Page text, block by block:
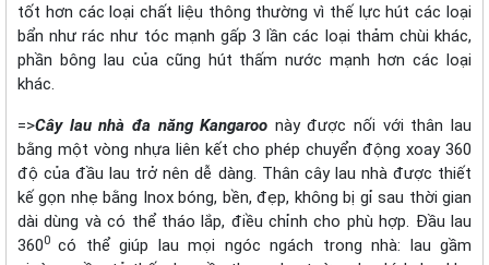
tốt hơn các loại chất liệu thông thường vì thế lực hút các loại
bẩn như rác như tóc mạnh gấp 3 lần các loại thảm chùi khác,
phần bông lau của cũng hút thấm nước mạnh hơn các loại
khác.
=>Cây lau nhà đa năng Kangaroo này được nối với thân lau
bằng một vòng nhựa liên kết cho phép chuyển động xoay 360
độ của đầu lau trở nên dễ dàng. Thân cây lau nhà được thiết
kế gọn nhẹ bằng Inox bóng, bền, đẹp, không bị gỉ sau thời gian
dài dùng và có thể tháo lắp, điều chỉnh cho phù hợp. Đầu lau
3600 có thể giúp lau mọi ngóc ngách trong nhà: lau gầm